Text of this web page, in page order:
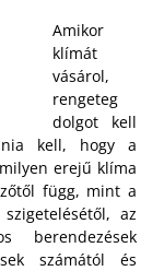
Amikor
klímát
vásárol,
rengeteg
dolgot kell
kell, hogy a
erejű klíma
függ, mint a
az
berendezések
számától és